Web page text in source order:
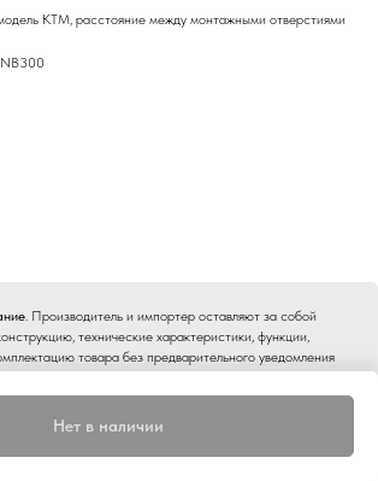
Нет в наличии
KTM, расстояние между монтажными отверстиями
NB300
. Производитель и импортер оставляют за собой
технические характеристики, функции,
товара без предварительного уведомления